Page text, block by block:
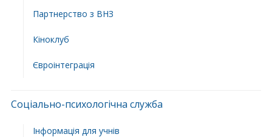
Партнерство з ВНЗ
Кіноклуб
Євроінтеграція
Соціально-психологічна служба
Інформація для учнів